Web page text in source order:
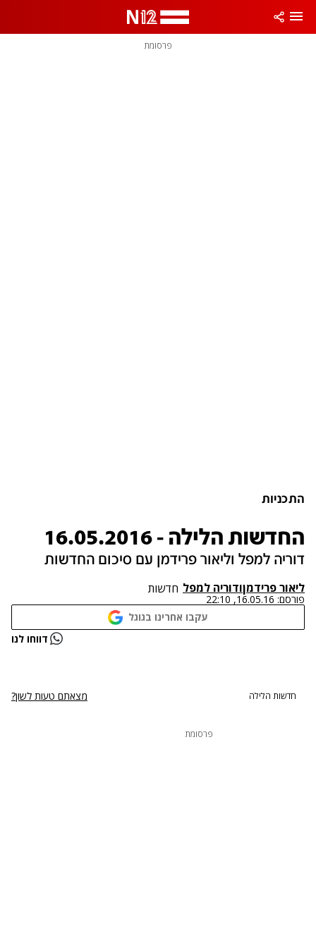
פרסומת
התכניות
החדשות הלילה - 16.05.2016
דוריה למפל וליאור פרידמן עם סיכום החדשות
ליאור פרידמןודוריה למפל חדשות
פורסם: 16.05.16, 22:10
עקבו אחרינו בגוגל
נתקלנו בבעיה דווחו לנו
חדשות הלילה מצאתם טעות לשון?
פרסומת